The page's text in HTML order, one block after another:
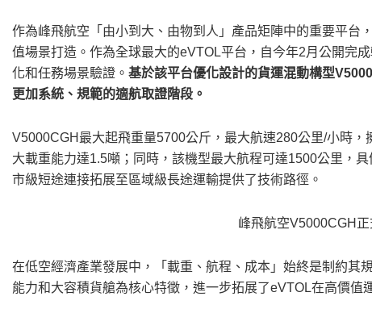
作為峰飛航空「由小到大、由物到人」產品矩陣中的重要平台
值場景打造。作為全球最大的eVTOL平台，自今年2月公開完
化和任務場景驗證。 基於該平台優化設計的貨運混動構型
更加系統、規範的適航取證階段。
V5000CGH最大起飛重量5700公斤，最大航速280公里/小時
大載重能力達1.5噸；同時，該機型最大航程可達1500公里，
市級短途連接拓展至區域級長途運輸提供了技術路徑。
峰飛航空V5000CGH
在低空經濟產業發展中，「載重、航程、成本」始終是制約其
能力和大容積貨艙為核心特徵，進一步拓展了eVTOL在高價值